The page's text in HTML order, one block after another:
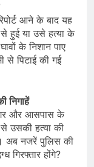
आने के बाद यह
से हुई या उसे हत्या के
के निशान पाए
से पिटाई की गई
निगाहें
और आसपास के
उसकी हत्या की
अब नजरें पुलिस की
गिरफ्तार होंगे?